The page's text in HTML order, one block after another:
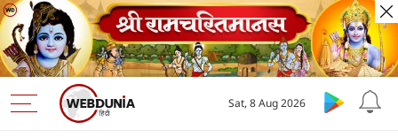
Sat, 8 Aug 2026